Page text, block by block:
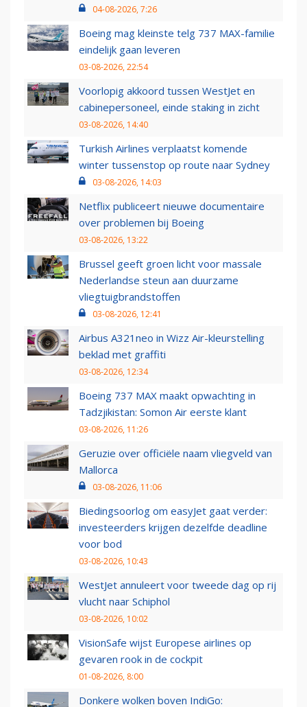
04-08-2026, 7:26
Boeing mag kleinste telg 737 MAX-familie
eindelijk gaan leveren
03-08-2026, 22:54
Voorlopig akkoord tussen WestJet en
cabinepersoneel, einde staking in zicht
03-08-2026, 14:40
Turkish Airlines verplaatst komende
winter tussenstop op route naar Sydney
03-08-2026, 14:03
Netflix publiceert nieuwe documentaire
over problemen bij Boeing
03-08-2026, 13:22
Brussel geeft groen licht voor massale
Nederlandse steun aan duurzame
vliegtuigbrandstoffen
03-08-2026, 12:41
Airbus A321neo in Wizz Air-kleurstelling
beklad met graffiti
03-08-2026, 12:34
Boeing 737 MAX maakt opwachting in
Tadzjikistan: Somon Air eerste klant
03-08-2026, 11:26
Geruzie over officiële naam vliegveld van
Mallorca
03-08-2026, 11:06
Biedingsoorlog om easyJet gaat verder:
investeerders krijgen dezelfde deadline
voor bod
03-08-2026, 10:43
WestJet annuleert voor tweede dag op rij
vlucht naar Schiphol
03-08-2026, 10:02
VisionSafe wijst Europese airlines op
gevaren rook in de cockpit
01-08-2026, 8:00
Donkere wolken boven IndiGo: